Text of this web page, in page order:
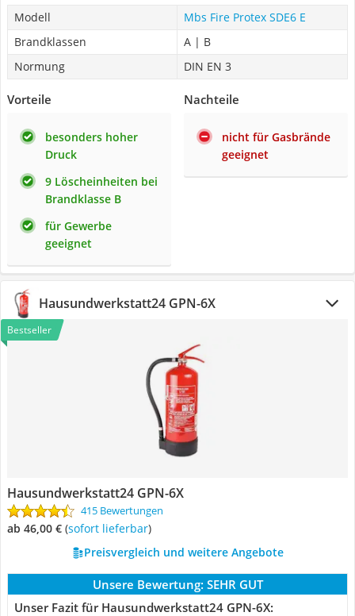
Modell
Mbs Fire Protex SDE6 E
Brandklassen
A | B
Normung
DIN EN 3
Vorteile
besonders hoher
Druck
9 Löscheinheiten bei
Brandklasse B
für Gewerbe
geeignet
Nachteile
nicht für Gasbrände
geeignet
Hausundwerkstatt24 GPN-6X
Bestseller
Hausundwerkstatt24 GPN-6X
415 Bewertungen
ab 46,00 € ( Sofort lieferbar)
Preisvergleich und weitere Angebote
Unsere Bewertung: SEHR GUT
Unser Fazit für Hausundwerkstatt24 GPN-6X: